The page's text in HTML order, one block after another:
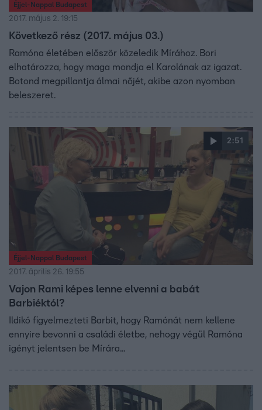
Éjjel-Nappal Budapest
2017. május 2. 19:15
Következő rész (2017. május 03.)
Ramóna életében először közeledik Mírához. Bori
elhatározza, hogy maga mondja el Karolának az igazat.
Botond megpillantja álmai nőjét, akibe azon nyomban
beleszeret.
2:51
Éjjel-Nappal Budapest
2017. április 26. 19:55
Vajon Rami képes lenne elvenni a babát
Barbiéktól?
Ildikó figyelmezteti Barbit, hogy Ramónát nem kellene
ennyire bevonni a családi életbe, nehogy végül Ramóna
igényt jelentsen be Mírára...